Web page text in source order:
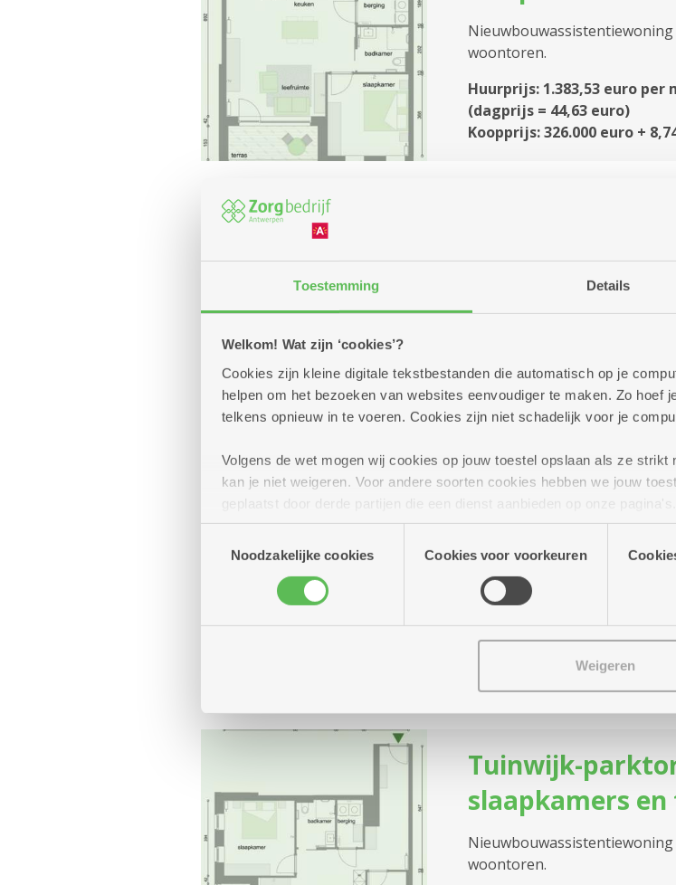
Toestemming Details
Welkom! Wat zijn ‘cookies’?
Cookies zijn kleine digitale tekstbestanden die automatisch op je
helpen om het bezoeken van websites eenvoudiger te maken. Zo hoef
telkens opnieuw in te voeren. Cookies zijn niet schadelijk voor je
Volgens de wet mogen wij cookies op jouw toestel opslaan als ze
kan je niet weigeren. Voor andere soorten cookies hebben we jouw
geplaatst door derde partijen die een dienst aanbieden op onze
(geanonimiseerd) gebruik van onze site voor social media,
Noodzakelijke cookies
Cookies voor voorkeuren
Weigeren
woontoren.
Huurprijs: 1.383,53 euro
(dagprijs = 44,63 euro)
Koopprijs: 326.000 euro +
slaapkamer en
(dagprijs = 44,63 euro)
Koopprijs: 326.000 euro +
Tuinwijk-
slaapkamers
woontoren.
Huurprijs: 1.530,47 euro per
Koopprijs: 359.000 euro +
Tuinwijk-
slaapkamers
woontoren.